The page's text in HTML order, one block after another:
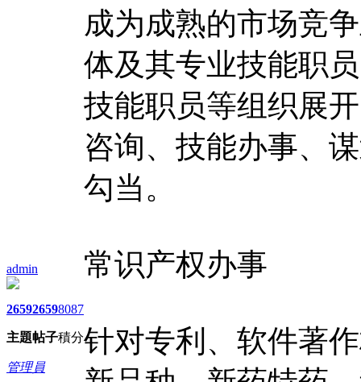
admin
2659
主題
2659
帖子
8087
積分
管理員
成为成熟的市场竞
体及其专业技能职
技能职员等组织展
咨询、技能办事、
勾当。
常识产权办事
针对专利、软件著